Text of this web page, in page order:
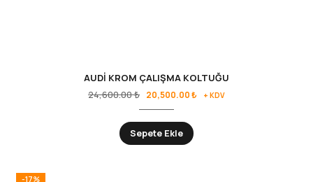
AUDİ KROM ÇALIŞMA KOLTUĞU
24,600.00₺ 20,500.00₺ + KDV
Sepete Ekle
-17%